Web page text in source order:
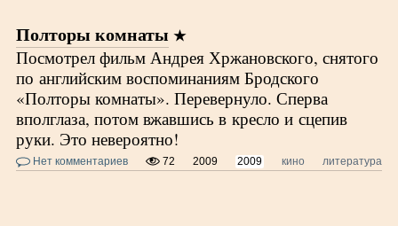
Полторы комнаты
Посмотрел фильм Андрея Хржановского, снятого
по английским воспоминаниям Бродского
«Полторы комнаты». Перевернуло. Сперва
вполглаза, потом вжавшись в кресло и сцепив
руки. Это невероятно!
Нет комментариев 72 2009 2009 кино литература